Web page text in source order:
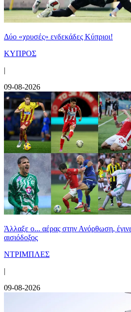
Δύο «χρυσές» ενδεκάδες Κύπριοι!
ΚΥΠΡΟΣ
|
09-08-2026
Άλλαξε ο... αέρας στην Ανόρθωση,
αισιόδοξος
ΝΤΡΙΜΠΛΕΣ
|
09-08-2026